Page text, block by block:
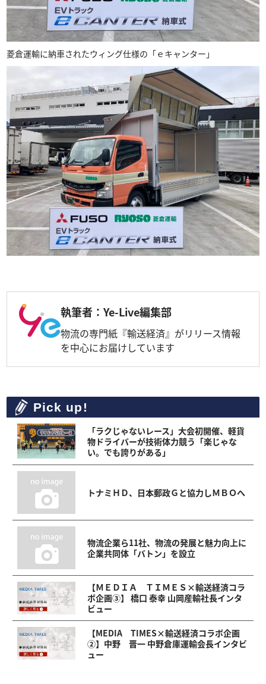
菱倉運輸に納車されたウィング仕様の「ｅキャンター」
執筆者：Ye-Live編集部
物流の専門紙『輸送経済』がリリース情報
を中心にお届けしています
Pick up!
「ラクじゃないレース」大会初開催、軽貨
物ドライバーが技術体力競う「楽じゃな
い。でも誇りがある」
トナミＨＤ、日本郵政Ｇと協力しＭＢＯへ
物流企業ら11社、物流の発展と魅力向上に
企業共同体「バトン」を設立
【ＭＥＤＩＡ ＴＩＭＥＳ×輸送経済コラ
ボ企画③】 橋口 泰幸 山岡産輸社長インタ
ビュー
【MEDIA TIMES×輸送経済コラボ企画
②】中野 晋一 中野倉庫運輸会長インタビ
ュー